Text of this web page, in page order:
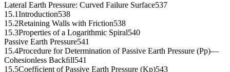
Lateral Earth Pressure: Curved Failure Surface537
15.1Introduction538
15.2Retaining Walls with Friction538
15.3Properties of a Logarithmic Spiral540
Passive Earth Pressure541
15.4Procedure for Determination of Passive Earth Pressure (Pp)—
Cohesionless Backﬁll541
15.5Coefﬁcient of Passive Earth Pressure (Kp)543